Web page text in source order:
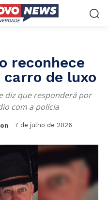
reconhece
de luxo
diz que responderá por
com a polícia
7 de julho de 2026